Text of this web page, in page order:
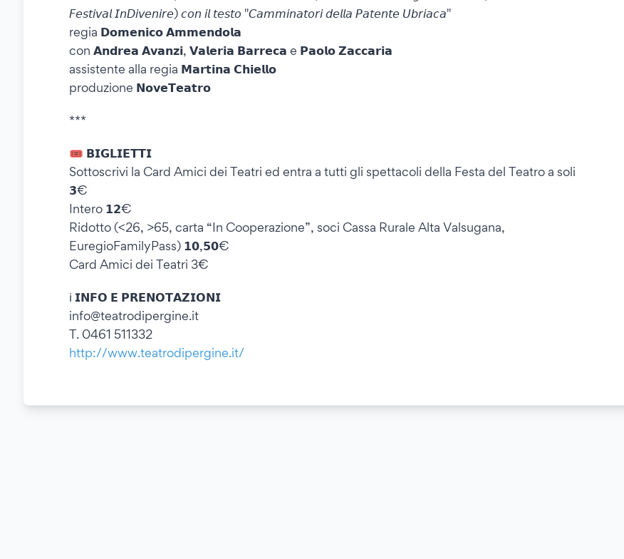
𝘍𝘦𝘴𝘵𝘪𝘷𝘢𝘭 𝘐𝘯𝘋𝘪𝘷𝘦𝘯𝘪𝘳𝘦) 𝘤𝘰𝘯 𝘪𝘭 𝘵𝘦𝘴𝘵𝘰 "𝘊𝘢𝘮𝘮𝘪𝘯𝘢𝘵𝘰𝘳𝘪 𝘥𝘦𝘭𝘭𝘢 𝘗𝘢𝘵𝘦𝘯𝘵𝘦 𝘜𝘣𝘳𝘪𝘢𝘤𝘢"
regia 𝗗𝗼𝗺𝗲𝗻𝗶𝗰𝗼 𝗔𝗺𝗺𝗲𝗻𝗱𝗼𝗹𝗮
con 𝗔𝗻𝗱𝗿𝗲𝗮 𝗔𝘃𝗮𝗻𝘇𝗶, 𝗩𝗮𝗹𝗲𝗿𝗶𝗮 𝗕𝗮𝗿𝗿𝗲𝗰𝗮 e 𝗣𝗮𝗼𝗹𝗼 𝗭𝗮𝗰𝗰𝗮𝗿𝗶𝗮
assistente alla regia 𝗠𝗮𝗿𝘁𝗶𝗻𝗮 𝗖𝗵𝗶𝗲𝗹𝗹𝗼
produzione 𝗡𝗼𝘃𝗲𝗧𝗲𝗮𝘁𝗿𝗼
***
🎟️ 𝗕𝗜𝗚𝗟𝗜𝗘𝗧𝗧𝗜
Sottoscrivi la Card Amici dei Teatri ed entra a tutti gli spettacoli della Festa del Teatro a soli
𝟯€
Intero 𝟭𝟮€
Ridotto (<26, >65, carta “In Cooperazione”, soci Cassa Rurale Alta Valsugana,
EuregioFamilyPass) 𝟭𝟬,𝟱𝟬€
Card Amici dei Teatri 3€
ℹ️ 𝗜𝗡𝗙𝗢 𝗘 𝗣𝗥𝗘𝗡𝗢𝗧𝗔𝗭𝗜𝗢𝗡𝗜
info@teatrodipergine.it
T. 0461 511332
http://www.teatrodipergine.it/